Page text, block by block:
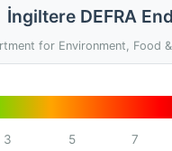
İngiltere DEFRA
for Environment, Food
3 5 7